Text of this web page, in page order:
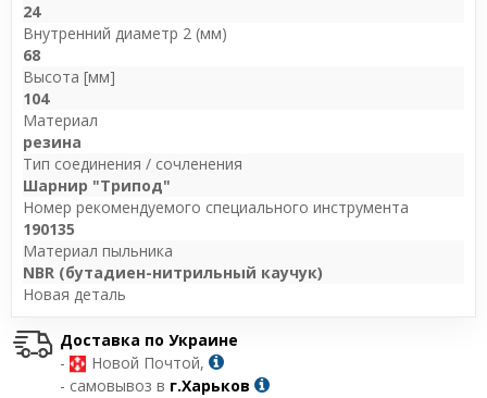
24
Внутренний диаметр 2 (мм)
68
Высота [мм]
104
Материал
резина
Тип соединения / сочленения
Шарнир "Трипод"
Номер рекомендуемого специального инструмента
190135
Материал пыльника
NBR (бутадиен-нитрильный каучук)
Новая деталь
Доставка по Украине
-
Новой Почтой,
- самовывоз в г.Харьков